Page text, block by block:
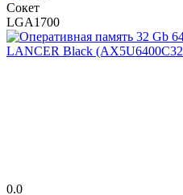
Сокет
LGA1700
0.0